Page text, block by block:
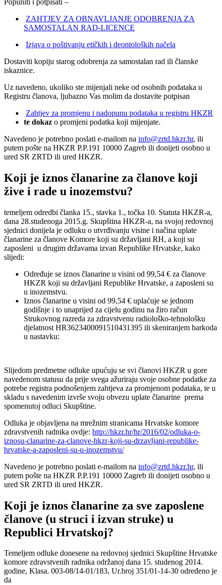
ZAHTJEV ZA OBNAVLJANJE ODOBRENJA ZA
SAMOSTALAN RAD-LICENCE
Izjava o poštivanju etičkih i deontoloških načela
Dostaviti kopiju starog odobrenja za samostalan rad ili članske
iskaznice.
Uz navedeno, ukoliko ste mijenjali neke od osobnih podataka u
Registru članova, ljubazno Vas molim da dostavite potpisan
Zahtjev za promjenu i nadopunu podataka u registru HKZR
te dokaz o promjeni podatka koji mijenjate.
Navedeno je potrebno poslati e-mailom na info@zrtd.hkzr.hr, ili
putem pošte na HKZR P.P.191 10000 Zagreb ili donijeti osobno u
ured SR ZRTD ili ured HKZR.
Koji je iznos članarine za članove koji
žive i rade u inozemstvu?
temeljem odredbi članka 15., stavka 1., točka 10. Statuta HKZR-a,
dana 28.studenoga 2015.g. Skupština HKZR-a, na svojoj redovnoj
sjednici donijela je odluku o utvrđivanju visine i načina uplate
članarine za članove Komore koji su državljani RH, a koji su
zaposleni u drugim državama izvan Republike Hrvatske, kako
slijedi:
Određuje se iznos članarine u visini od 99,54 € za članove
HKZR koji su državljani Republike Hrvatske, a zaposleni su
u inozemstvu.
Iznos članarine u visini od 99,54 € uplaćuje se jednom
godišnje i to unaprijed za cijelu godinu na žiro račun
Strukovnog razreda za zdravstvenu radiološko-tehnološku
djelatnost HR3623400091510431395 ili skeniranjem barkoda
u nastavku:
Slijedom predmetne odluke upućuju se svi članovi HKZR u gore
navedenom statusu da prije svega ažuriraju svoje osobne podatke za
potrebe registra podnošenjem zahtjeva za promjenom podataka, te u
skladu s navedenim izvrše svoju obvezu uplate članarine prema
spomenutoj odluci Skupštine.
Odluka je objavljena na mrežnim stranicama Hrvatske komore
zdravstvenih radnika ovdje: http://hkzr.hr/hr/2016/02/odluka-o-
iznosu-clanarine-za-clanove-hkzr-koji-su-drzavljani-republike-
hrvatske-a-zaposleni-su-u-inozemstvu/
Navedeno je potrebno poslati e-mailom na info@zrtd.hkzr.hr, ili
putem pošte na HKZR P.P.191 10000 Zagreb ili donijeti osobno u
ured SR ZRTD ili ured HKZR.
Koji je iznos članarine za sve zaposlene
članove (u struci i izvan struke) u
Republici Hrvatskoj?
Temeljem odluke donesene na redovnoj sjednici Skupštine Hrvatske
komore zdravstvenih radnika održanoj dana 15. studenog 2014.
godine, Klasa. 003-08/14-01/183, Ur.broj 351/01-14-30 određeno je
da